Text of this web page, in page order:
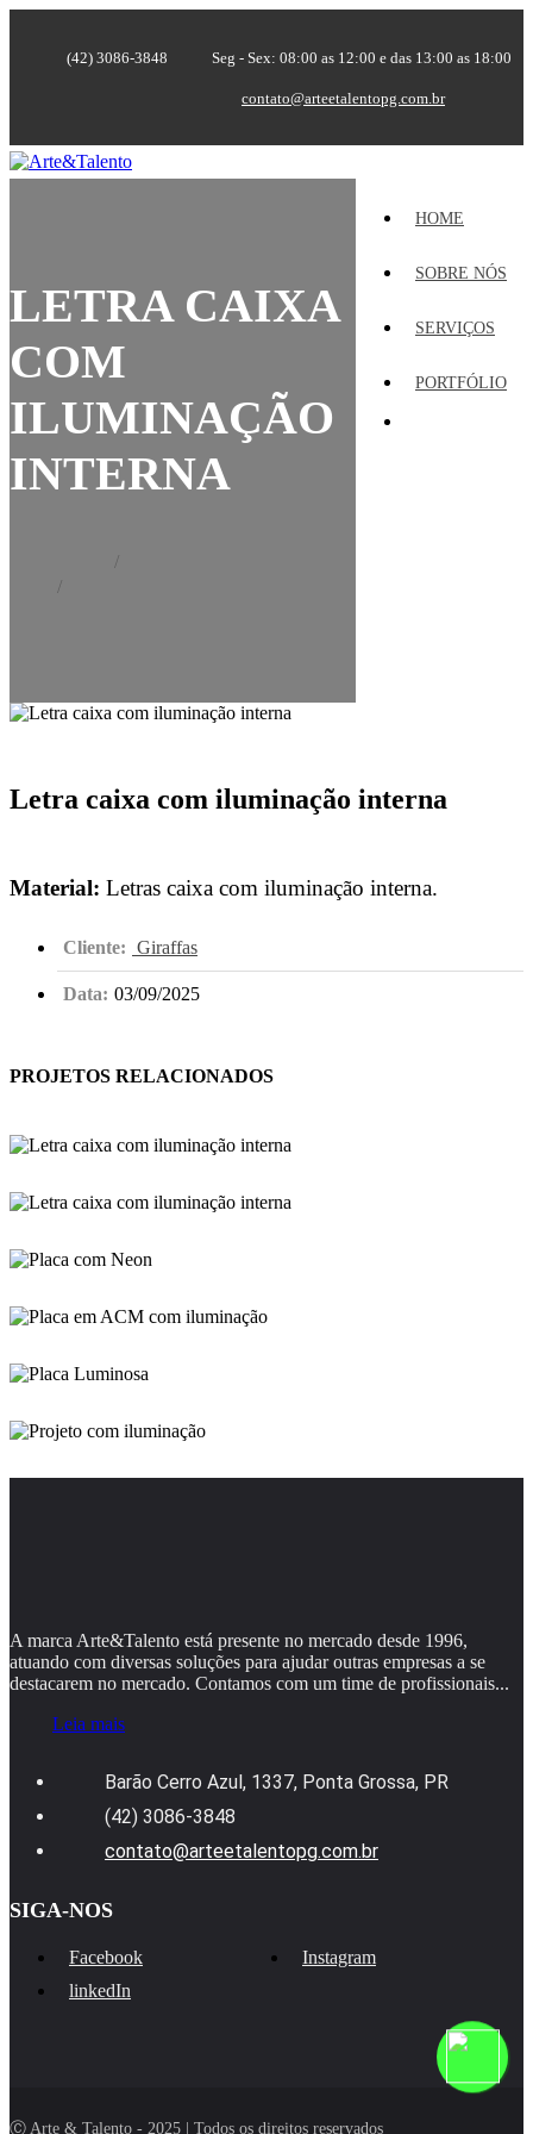
(42) 3086-3848 Seg - Sex: 08:00 as 12:00 e das 13:00 as 18:00
contato@arteetalentopg.com.br
HOME
SOBRE NÓS
SERVIÇOS
PORTFÓLIO
LETRA CAIXA
COM
ILUMINAÇÃO
INTERNA
Letra caixa com iluminação interna
Material: Letras caixa com iluminação interna.
Cliente: Giraffas
Data: 03/09/2025
PROJETOS RELACIONADOS
A marca Arte&Talento está presente no mercado desde 1996,
atuando com diversas soluções para ajudar outras empresas a se
destacarem no mercado. Contamos com um time de profissionais...
Leia mais
Barão Cerro Azul, 1337, Ponta Grossa, PR
(42) 3086-3848
contato@arteetalentopg.com.br
SIGA-NOS
Facebook
Instagram
linkedIn
Ⓒ Arte & Talento - 2025 | Todos os direitos reservados